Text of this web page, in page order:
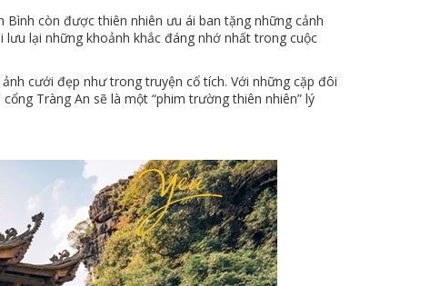
còn được thiên nhiên ưu ái ban tặng những cảnh
lưu lại những khoảnh khắc đáng nhớ nhất trong cuộc
cưới đẹp như trong truyện cổ tích. Với những cặp đôi
Tràng An sẽ là một “phim trường thiên nhiên” lý